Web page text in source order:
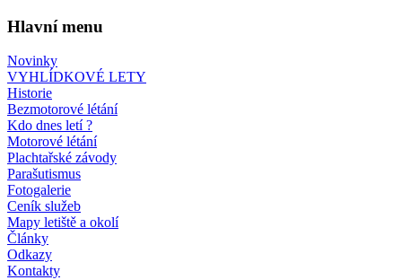
Hlavní menu
Novinky
VYHLÍDKOVÉ LETY
Historie
Bezmotorové létání
Kdo dnes letí ?
Motorové létání
Plachtařské závody
Parašutismus
Fotogalerie
Ceník služeb
Mapy letiště a okolí
Články
Odkazy
Kontakty